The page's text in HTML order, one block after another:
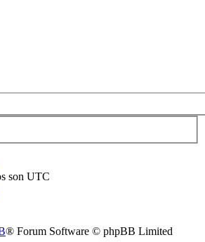
son UTC
® Forum Software © phpBB Limited